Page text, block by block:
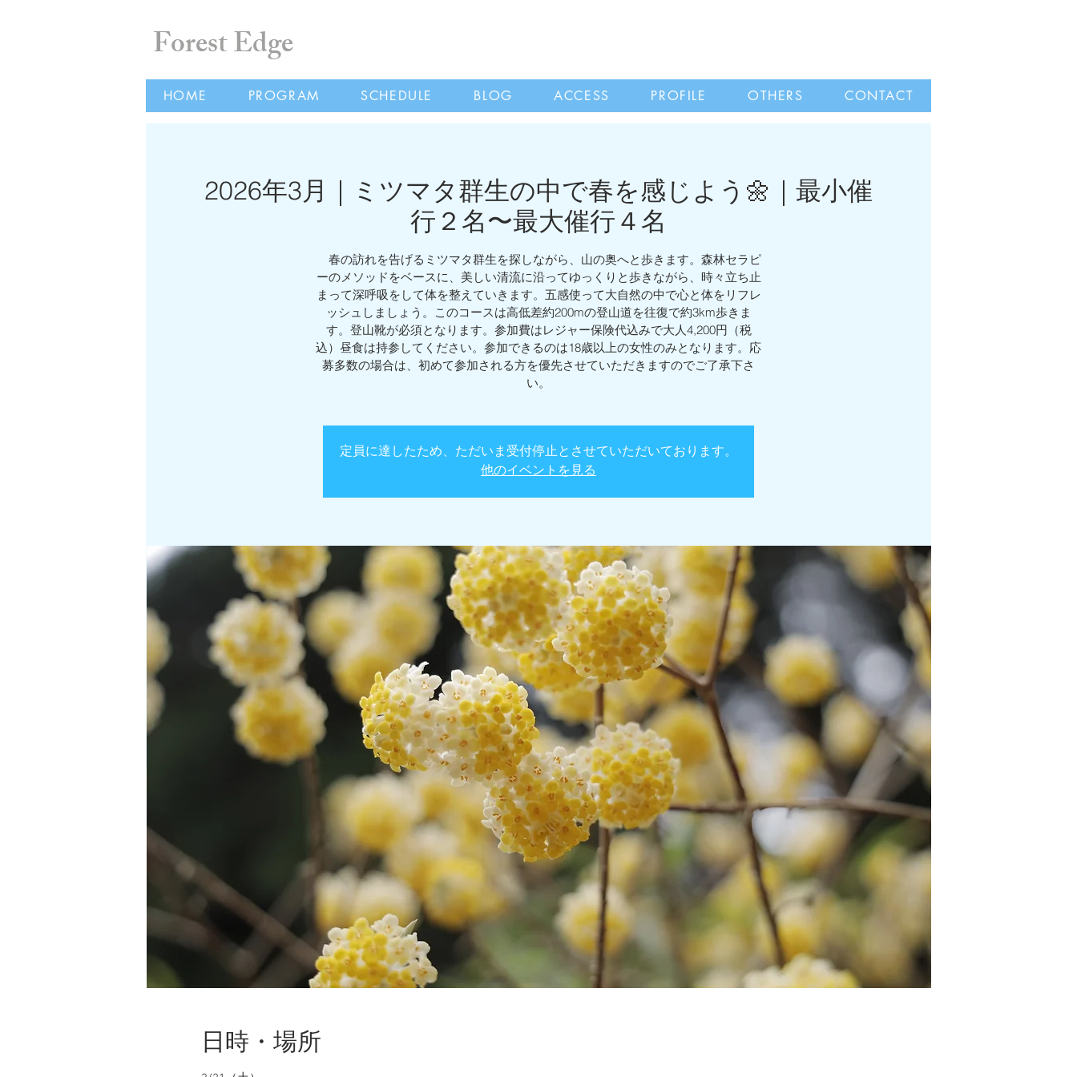
Forest Edge
HOME PROGRAM SCHEDULE BLOG ACCESS PROFILE OTHERS CONTACT
2026年3月｜ミツマタ群生の中で春を感じよう🌼｜最小催
行２名〜最大催行４名
春の訪れを告げるミツマタ群生を探しながら、山の奥へと歩きます。森林セラピ
ーのメソッドをベースに、美しい清流に沿ってゆっくりと歩きながら、時々立ち止
まって深呼吸をして体を整えていきます。五感使って大自然の中で心と体をリフレ
ッシュしましょう。このコースは高低差約200mの登山道を往復で約3km歩きま
す。登山靴が必須となります。参加費はレジャー保険代込みで大人4,200円（税
込）昼食は持参してください。参加できるのは18歳以上の女性のみとなります。応
募多数の場合は、初めて参加される方を優先させていただきますのでご了承下さ
い。
定員に達したため、ただいま受付停止とさせていただいております。
他のイベントを見る
日時・場所